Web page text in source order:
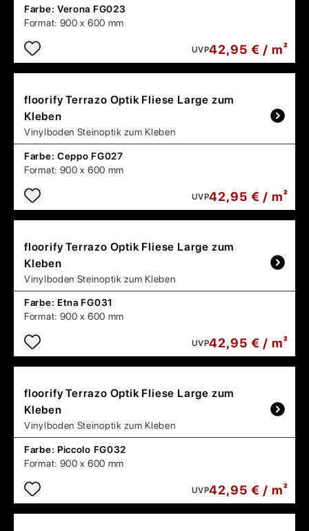
Farbe: Verona FG023
Format: 900 x 600 mm
UVP42,95 € / m²
floorify Terrazo Optik Fliese Large zum
Kleben
Vinylboden Steinoptik zum Kleben
Farbe: Ceppo FG027
Format: 900 x 600 mm
UVP42,95 € / m²
floorify Terrazo Optik Fliese Large zum
Kleben
Vinylboden Steinoptik zum Kleben
Farbe: Etna FG031
Format: 900 x 600 mm
UVP42,95 € / m²
floorify Terrazo Optik Fliese Large zum
Kleben
Vinylboden Steinoptik zum Kleben
Farbe: Piccolo FG032
Format: 900 x 600 mm
UVP42,95 € / m²